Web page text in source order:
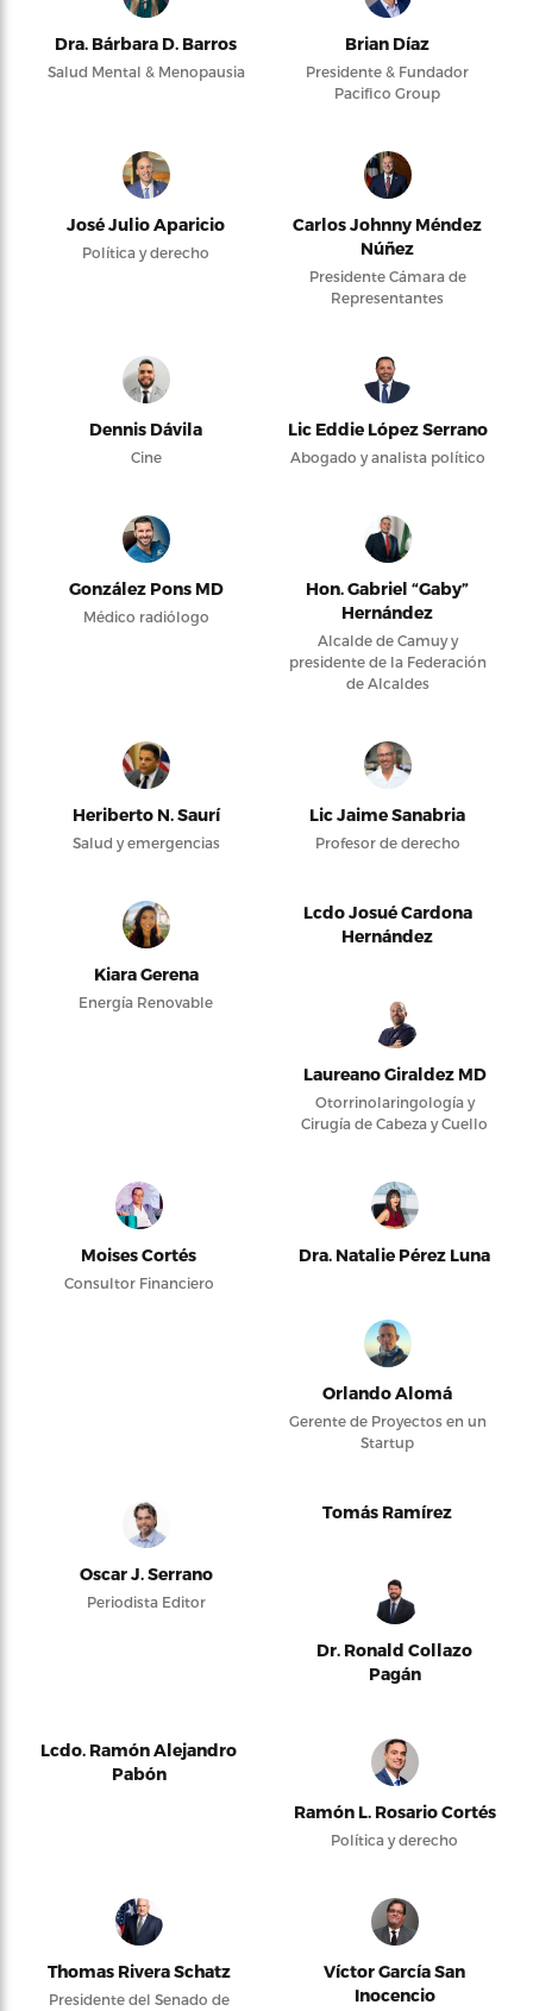
Dra. Bárbara D. Barros
Salud Mental & Menopausia
Brian Díaz
Presidente & Fundador
Pacifico Group
José Julio Aparicio
Política y derecho
Carlos Johnny Méndez
Núñez
Presidente Cámara de
Representantes
Dennis Dávila
Cine
Lic Eddie López Serrano
Abogado y analista político
González Pons MD
Médico radiólogo
Hon. Gabriel “Gaby”
Hernández
Alcalde de Camuy y
presidente de la Federación
de Alcaldes
Heriberto N. Saurí
Salud y emergencias
Lic Jaime Sanabria
Profesor de derecho
Kiara Gerena
Energía Renovable
Lcdo Josué Cardona
Hernández
Laureano Giraldez MD
Otorrinolaringología y
Cirugía de Cabeza y Cuello
Moises Cortés
Consultor Financiero
Dra. Natalie Pérez Luna
Orlando Alomá
Gerente de Proyectos en un
Startup
Oscar J. Serrano
Periodista Editor
Tomás Ramírez
Dr. Ronald Collazo
Pagán
Lcdo. Ramón Alejandro
Pabón
Ramón L. Rosario Cortés
Política y derecho
Thomas Rivera Schatz
Presidente del Senado de
Víctor García San
Inocencio